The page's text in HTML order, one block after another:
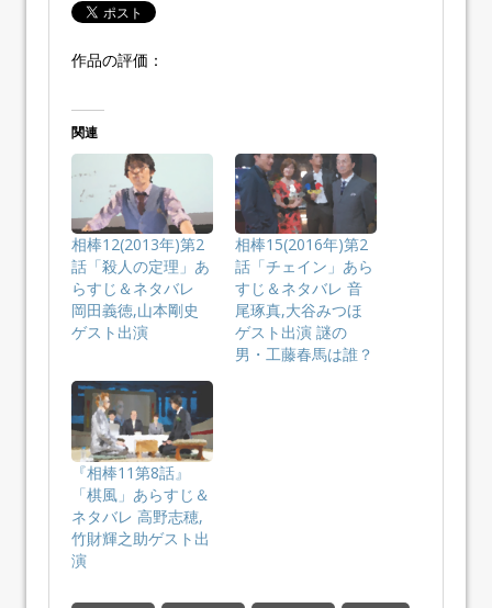
作品の評価：
関連
相棒12(2013年)第2
話「殺人の定理」あ
らすじ＆ネタバレ
岡田義徳,山本剛史
ゲスト出演
相棒15(2016年)第2
話「チェイン」あら
すじ＆ネタバレ 音
尾琢真,大谷みつほ
ゲスト出演 謎の
男・工藤春馬は誰？
『相棒11第8話』
「棋風」あらすじ＆
ネタバレ 高野志穂,
竹財輝之助ゲスト出
演